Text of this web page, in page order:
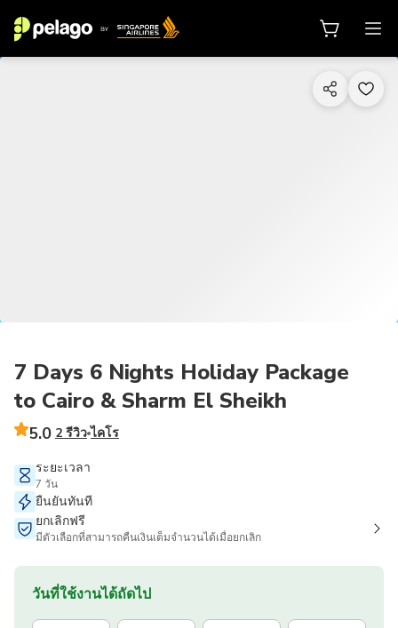
7 Days 6 Nights Holiday Package
to Cairo & Sharm El Sheikh
5.0 2 รีวิว ไคโร
ระยะเวลา
7 วัน
ยืนยันทันที
ยกเลิกฟรี
มีตัวเลือกที่สามารถคืนเงินเต็มจำนวนได้เมื่อยกเลิก
วันที่ใช้งานได้ถัดไป